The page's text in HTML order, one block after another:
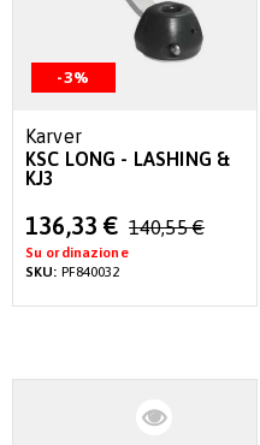
-3%
Karver
KSC LONG - LASHING &
KJ3
Special
Price
136,33 € 140,55 €
Su ordinazione
SKU: PF840032